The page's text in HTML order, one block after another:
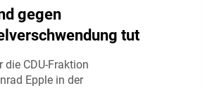
gegen
tut
die CDU-Fraktion
Epple in der